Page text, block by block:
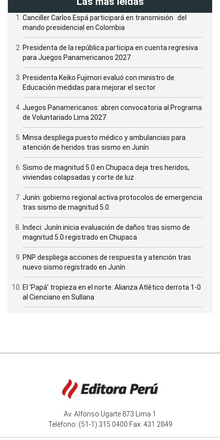
Canciller Carlos Espá participará en transmisión del
mando presidencial en Colombia
Presidenta de la república participa en cuenta regresiva
para Juegos Panamericanos 2027
Presidenta Keiko Fujimori evaluó con ministro de
Educación medidas para mejorar el sector
Juegos Panamericanos: abren convocatoria al Programa
de Voluntariado Lima 2027
Minsa despliega puesto médico y ambulancias para
atención de heridos tras sismo en Junín
Sismo de magnitud 5.0 en Chupaca deja tres heridos,
viviendas colapsadas y corte de luz
Junín: gobierno regional activa protocolos de emergencia
tras sismo de magnitud 5.0
Indeci: Junín inicia evaluación de daños tras sismo de
magnitud 5.0 registrado en Chupaca
PNP despliega acciones de respuesta y atención tras
nuevo sismo registrado en Junín
El ‘Papá’ tropieza en el norte: Alianza Atlético derrota 1-0
al Cienciano en Sullana
Av. Alfonso Ugarte 873 Lima 1
Teléfono: (51-1) 315 0400 Fax: 431 2849